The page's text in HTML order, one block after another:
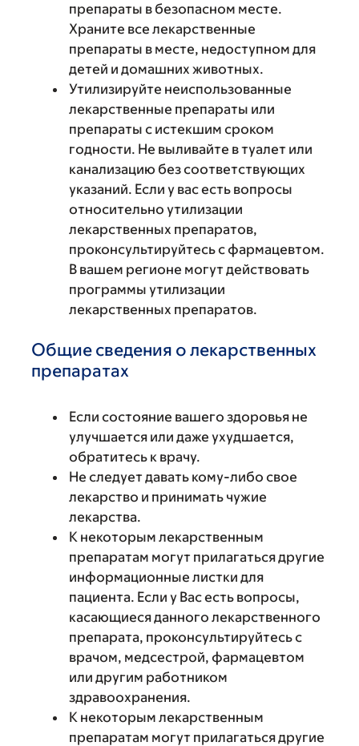
препараты в безопасном месте.
Храните все лекарственные
препараты в месте, недоступном для
детей и домашних животных.
Утилизируйте неиспользованные
лекарственные препараты или
препараты с истекшим сроком
годности. Не выливайте в туалет или
канализацию без соответствующих
указаний. Если у вас есть вопросы
относительно утилизации
лекарственных препаратов,
проконсультируйтесь с фармацевтом.
В вашем регионе могут действовать
программы утилизации
лекарственных препаратов.
Общие сведения о лекарственных
препаратах
Если состояние вашего здоровья не
улучшается или даже ухудшается,
обратитесь к врачу.
Не следует давать кому-либо свое
лекарство и принимать чужие
лекарства.
К некоторым лекарственным
препаратам могут прилагаться другие
информационные листки для
пациента. Если у Вас есть вопросы,
касающиеся данного лекарственного
препарата, проконсультируйтесь с
врачом, медсестрой, фармацевтом
или другим работником
здравоохранения.
К некоторым лекарственным
препаратам могут прилагаться другие